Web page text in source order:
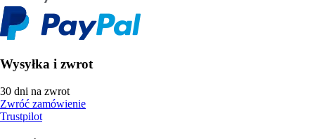
Wysyłka i zwrot
30 dni na zwrot
Zwróć zamówienie
Trustpilot